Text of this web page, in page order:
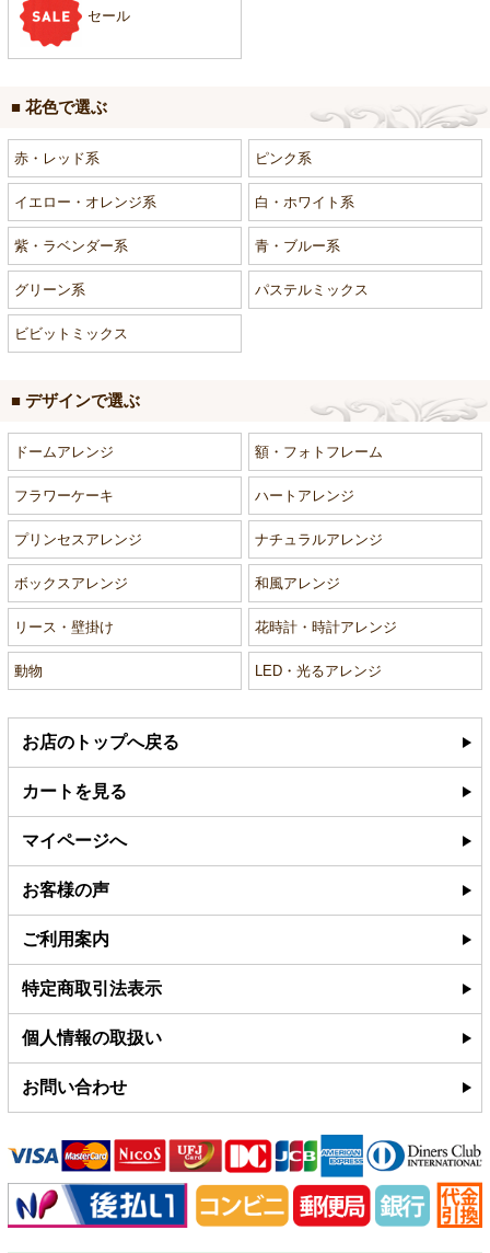
セール
■ 花色で選ぶ
赤・レッド系 ピンク系
イエロー・オレンジ系 白・ホワイト系
紫・ラベンダー系 青・ブルー系
グリーン系 パステルミックス
ビビットミックス
■ デザインで選ぶ
ドームアレンジ 額・フォトフレーム
フラワーケーキ ハートアレンジ
プリンセスアレンジ ナチュラルアレンジ
ボックスアレンジ 和風アレンジ
リース・壁掛け 花時計・時計アレンジ
動物 LED・光るアレンジ
お店のトップへ戻る
カートを見る
マイページへ
お客様の声
ご利用案内
特定商取引法表示
個人情報の取扱い
お問い合わせ